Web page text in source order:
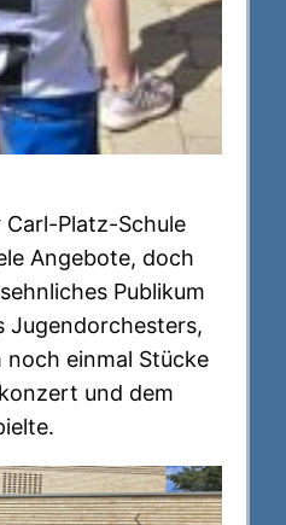
Carl-Platz-Schule
Angebote, doch
Publikum
noch einmal Stücke
und dem